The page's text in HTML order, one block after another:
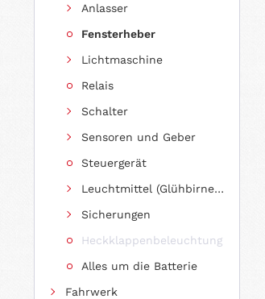
Anlasser
Fensterheber
Lichtmaschine
Relais
Schalter
Sensoren und Geber
Steuergerät
Leuchtmittel (Glühbirnen, Fassungen usw.)
Sicherungen
Heckklappenbeleuchtung
Alles um die Batterie
Fahrwerk